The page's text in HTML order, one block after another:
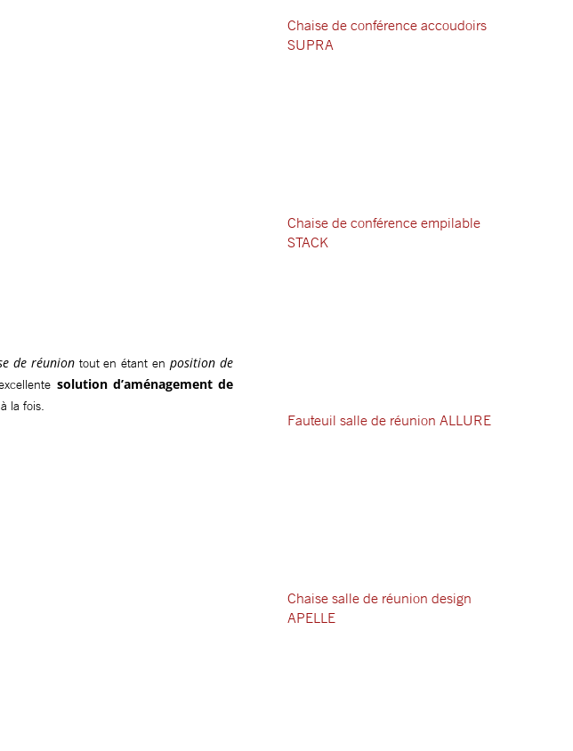
de réuniontout en étant enposition de
solution d’aménagement de
la fois.
Chaise de conférence accoudoirs
SUPRA
Chaise de conférence empilable
STACK
Fauteuil salle de réunion ALLURE
Chaise salle de réunion design
APELLE